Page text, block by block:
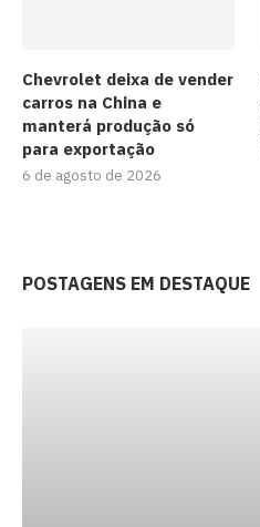
Chevrolet deixa de vender
carros na China e
manterá produção só
para exportação
6 de agosto de 2026
POSTAGENS EM DESTAQUE